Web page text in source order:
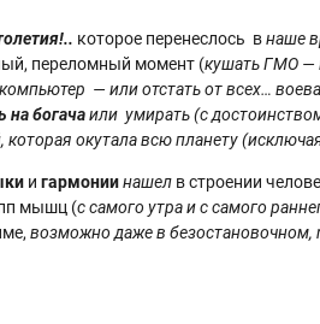
которое перенеслось внаше
переломный момент (кушать ГМО —
— или отстать от всех…
на богачаили умирать (с
которая окутала всю планету
и гармониинашел в строении
мышц (с самого утра и с самого
возможно даже в безостановочном,